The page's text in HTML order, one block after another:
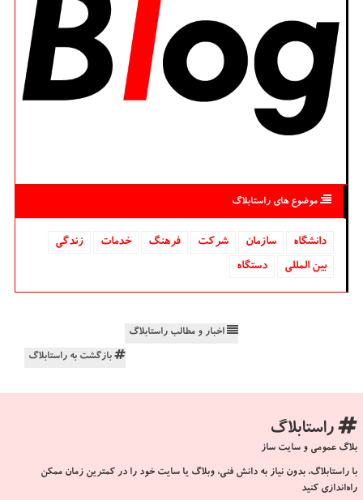
موضوع های راستابلاگ
دانشگاه‌ سازمان شركت فرهنگ خدمات
زندگی
بین المللی
دستگاه
اخبار و مطالب راستابلاگ
بازگشت به راستابلاگ
راستابلاگ
بلاگ عمومی و سایت ساز
با راستابلاگ، بدون نیاز به دانش فنی، وبلاگ یا سایت خود را در کمترین زمان ممکن
راه‌اندازی کنید